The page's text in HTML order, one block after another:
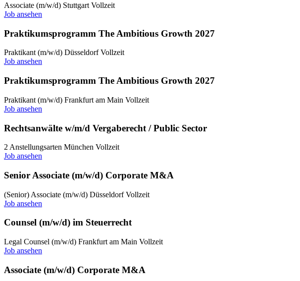
Associate (m/w/d) Stuttgart Vollzeit
Job ansehen
Praktikumsprogramm The Ambitious Growth 2027
Praktikant (m/w/d) Düsseldorf Vollzeit
Job ansehen
Praktikumsprogramm The Ambitious Growth 2027
Praktikant (m/w/d) Frankfurt am Main Vollzeit
Job ansehen
Rechtsanwälte w/m/d Vergaberecht / Public Sector
2 Anstellungsarten München Vollzeit
Job ansehen
Senior Associate (m/w/d) Corporate M&A
(Senior) Associate (m/w/d) Düsseldorf Vollzeit
Job ansehen
Counsel (m/w/d) im Steuerrecht
Legal Counsel (m/w/d) Frankfurt am Main Vollzeit
Job ansehen
Associate (m/w/d) Corporate M&A